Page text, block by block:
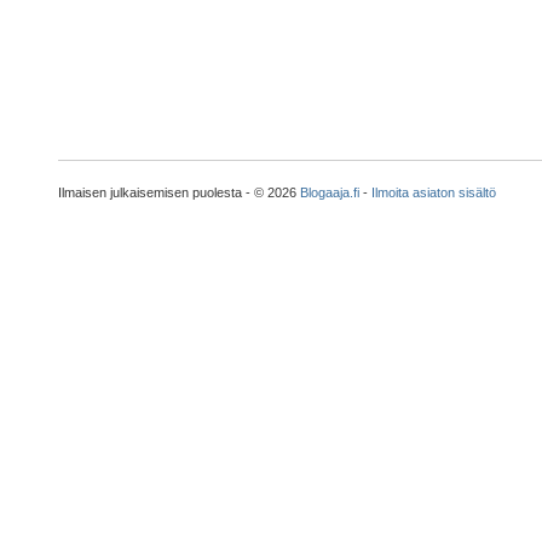
Ilmaisen julkaisemisen puolesta - © 2026 Blogaaja.fi- Ilmoita asiaton sisältö